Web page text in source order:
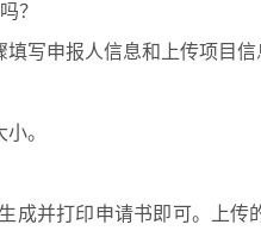
？
写申报人信息和上传项目信
。
成并打印申请书即可。上传